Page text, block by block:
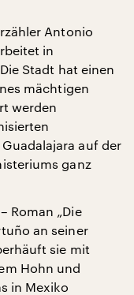
Antonio
in
Stadt hat einen
mächtigen
werden
auf der
ganz
Roman „Die
an seiner
sie mit
Hohn und
in Mexiko